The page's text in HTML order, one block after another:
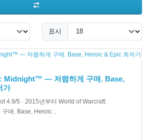
표시
Midnight™ — 저렴하게 구매. Base,
가
4.9/5 · 2015년부터 World of Warcraft:
매. Base, Heroic ..